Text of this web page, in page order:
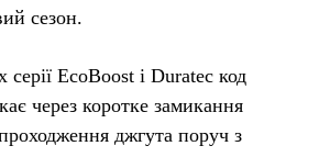
сезон.
серії EcoBoost і Duratec код
через коротке замикання
джгута поруч з